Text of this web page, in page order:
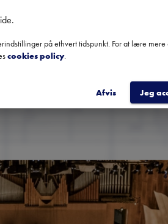
fra hele landet.
.
på ethvert tidspunkt. For at lære mere
cookies policy.
Afvis Jeg